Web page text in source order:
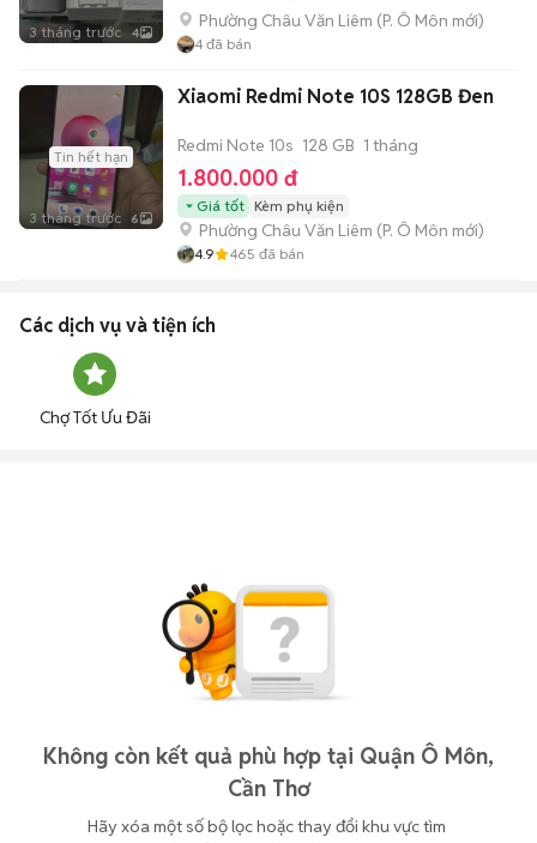
3 tháng trước 4
Phường Châu Văn Liêm (P. Ô Môn mới)
4 đã bán
Tin hết hạn
3 tháng trước 6
Xiaomi Redmi Note 10S 128GB Đen
Redmi Note 10s 128 GB 1 tháng
1.800.000 đ
Giá tốt Kèm phụ kiện
Phường Châu Văn Liêm (P. Ô Môn mới)
4.9 465 đã bán
Các dịch vụ và tiện ích
Chợ Tốt Ưu Đãi
Không còn kết quả phù hợp tại Quận Ô Môn,
Cần Thơ
Hãy xóa một số bộ lọc hoặc thay đổi khu vực tìm